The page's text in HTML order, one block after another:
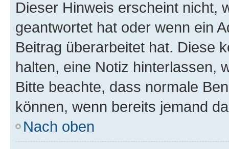
Dieser Hinweis erscheint nicht,
geantwortet hat oder wenn ein
Beitrag überarbeitet hat. Diese
halten, eine Notiz hinterlassen,
Bitte beachte, dass normale
können, wenn bereits jemand
Nach oben